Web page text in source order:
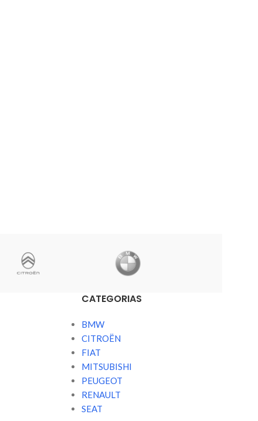
CATEGORIAS
BMW
CITROËN
FIAT
MITSUBISHI
PEUGEOT
RENAULT
SEAT